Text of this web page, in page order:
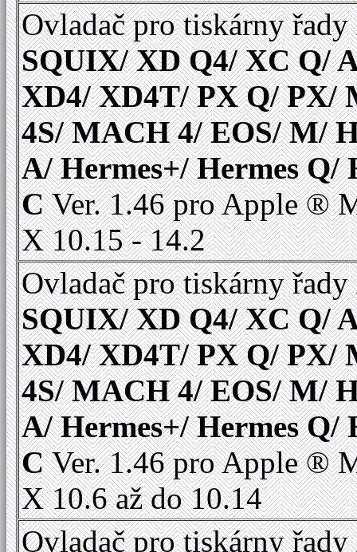
Ovladač pro tiskárny řady
SQUIX/ XD Q4/ XC Q/
XD4/ XD4T/ PX Q/ PX/
4S/ MACH 4/ EOS/ M/
A/ Hermes+/ Hermes Q/
CVer. 1.46 pro Apple ®
X 10.15 - 14.2
Ovladač pro tiskárny řady
SQUIX/ XD Q4/ XC Q/
XD4/ XD4T/ PX Q/ PX/
4S/ MACH 4/ EOS/ M/
A/ Hermes+/ Hermes Q/
CVer. 1.46 pro Apple ®
X 10.6 až do 10.14
Ovladač pro tiskárny řady